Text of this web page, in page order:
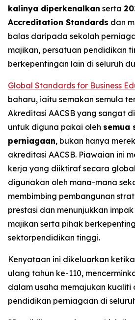
kalinya diperkenalkan serta
Accreditation Standards dan
balas daripada sekolah
majikan, persatuan pendidikan
berkepentingan lain di seluruh
Global Standards for Business
baharu, iaitu semakan semula
Akreditasi AACSB yang sangat
untuk diguna pakai oleh semua
perniagaan, bukan hanya
akreditasi AACSB. Piawaian ini
kerja yang diiktiraf secara
digunakan oleh mana-mana
membimbing pembangunan
prestasi dan menunjukkan
majikan serta pihak
sektorpendidikan tinggi.
Kenyataan ini dikeluarkan
ulang tahun ke-110,
dalam usaha memajukan kualiti
pendidikan perniagaan di